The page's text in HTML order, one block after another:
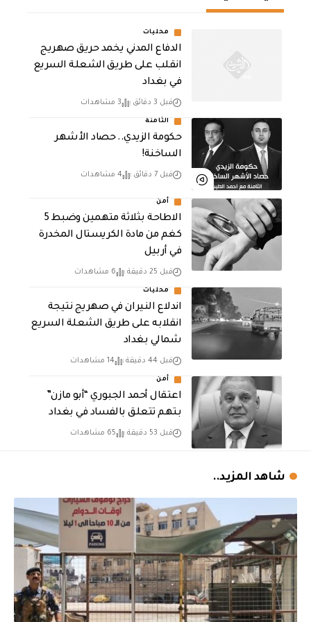
محليات
الدفاع المدني يخمد حريق صهريج
انقلب على طريق الشعلة السريع
في بغداد
قبل 3 دقائق 3 مشاهدات
الثامنة
حكومة الزيدي.. حصاد الأشهر
الساخنة!
قبل 7 دقائق 4 مشاهدات
أمن
الاطاحة بثلاثة متهمين وضبط 5
كغم من مادة الكريستال المخدرة ​
في أربيل
قبل 25 دقيقة 6 مشاهدات
محليات
اندلاع النيران في صهريج نتيجة
انقلابه على طريق الشعلة السريع
شمالي بغداد
قبل 44 دقيقة 14 مشاهدات
أمن
اعتقال أحمد الجبوري “أبو مازن”
بتهم تتعلق بالفساد في بغداد
قبل 53 دقيقة 65 مشاهدات
شاهد المزيد..